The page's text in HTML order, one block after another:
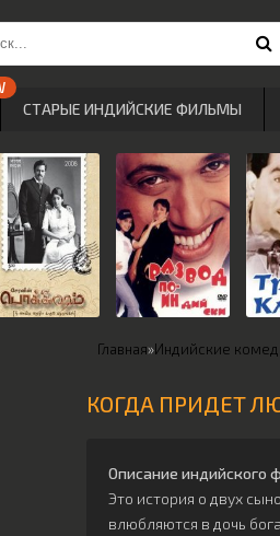
Главная»Индийские
КОГДА ПРИДЕТ
Описание индийского
Это история о двух
влюбляются в дочь
СТАРЫЕ ИНДИЙСКИЕ ФИЛЬМЫ